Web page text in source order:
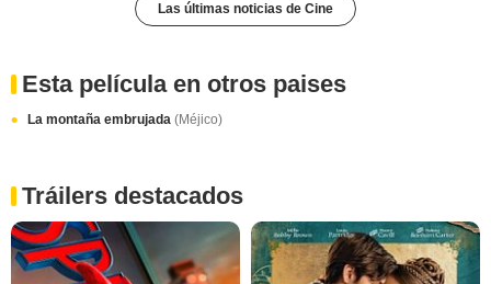
Las últimas noticias de Cine
Esta película en otros paises
La montaña embrujada (Méjico)
Tráilers destacados